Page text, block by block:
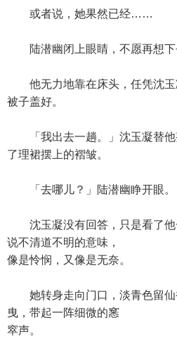
或者说，她果然已经……
陆潜幽闭上眼睛，不愿再想下
他无力地靠在床头，任凭沈玉
被子盖好。
「我出去一趟。」沈玉凝替他
了理裙摆上的褶皱。
「去哪儿？」陆潜幽睁开眼。
沈玉凝没有回答，只是看了他
说不清道不明的意味，
像是怜悯，又像是无奈。
她转身走向门口，淡青色留仙
曳，带起一阵细微的窸
窣声。